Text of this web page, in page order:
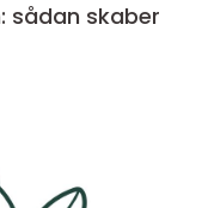
sådan skaber